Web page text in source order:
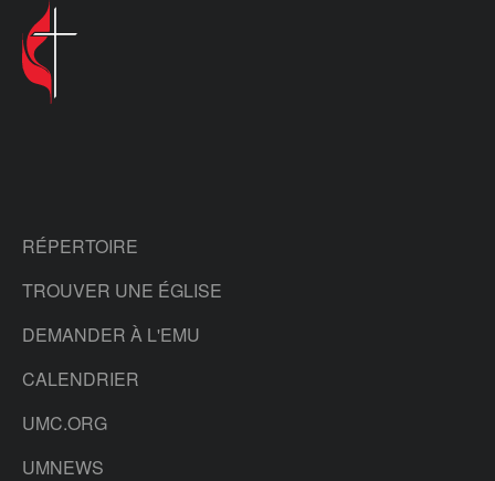
RÉPERTOIRE
TROUVER UNE ÉGLISE
DEMANDER À L'EMU
CALENDRIER
UMC.ORG
UMNEWS